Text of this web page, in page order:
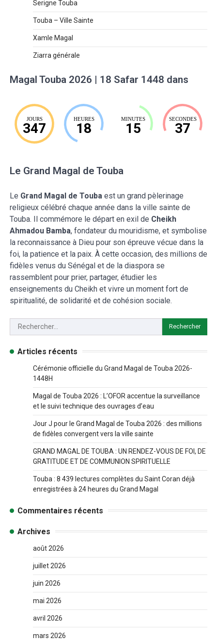
Serigne Touba
Touba – Ville Sainte
Xamle Magal
Ziarra générale
Magal Touba 2026 | 18 Safar 1448 dans
JOURS
347
HEURES
18
MINUTES
15
SECONDES
36
Le Grand Magal de Touba
Le Grand Magal de Touba est un grand pèlerinage
religieux célébré chaque année dans la ville sainte de
Touba. Il commémore le départ en exil de Cheikh
Ahmadou Bamba, fondateur du mouridisme, et symbolise
la reconnaissance à Dieu pour son épreuve vécue dans la
foi, la patience et la paix. À cette occasion, des millions de
fidèles venus du Sénégal et de la diaspora se
rassemblent pour prier, partager, étudier les
enseignements du Cheikh et vivre un moment fort de
spiritualité, de solidarité et de cohésion sociale.
Articles récents
Cérémonie officielle du Grand Magal de Touba 2026-
1448H
Magal de Touba 2026 : L’OFOR accentue la surveillance
et le suivi technique des ouvrages d’eau
Jour J pour le Grand Magal de Touba 2026 : des millions
de fidèles convergent vers la ville sainte
GRAND MAGAL DE TOUBA : UN RENDEZ-VOUS DE FOI, DE
GRATITUDE ET DE COMMUNION SPIRITUELLE
Touba : 8 439 lectures complètes du Saint Coran déjà
enregistrées à 24 heures du Grand Magal
Commentaires récents
Archives
août 2026
juillet 2026
juin 2026
mai 2026
avril 2026
mars 2026